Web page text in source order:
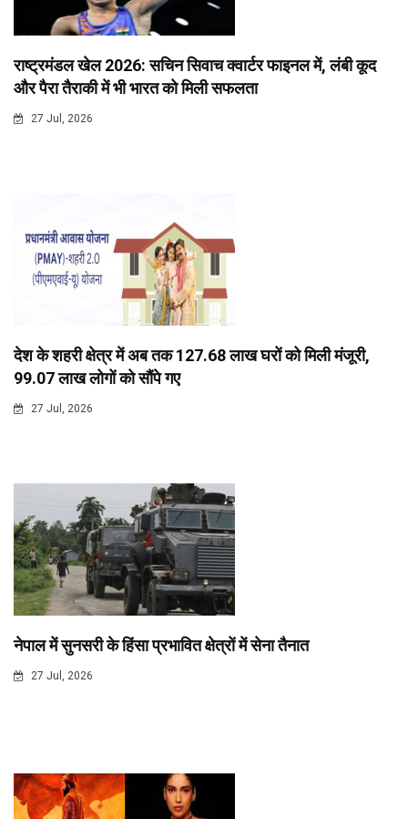
राष्ट्रमंडल खेल 2026: सचिन सिवाच क्वार्टर फाइनल में, लंबी कूद
और पैरा तैराकी में भी भारत को मिली सफलता
27 Jul, 2026
देश के शहरी क्षेत्र में अब तक 127.68 लाख घरों को मिली मंजूरी,
99.07 लाख लोगों को सौंपे गए
27 Jul, 2026
नेपाल में सुनसरी के हिंसा प्रभावित क्षेत्रों में सेना तैनात
27 Jul, 2026